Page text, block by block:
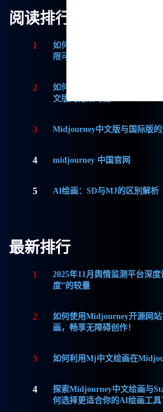
阅读排行
1
如何获取Midjourney破解版
限可能
2
如何轻松实现Midjourney本
文版的无限可能
3 Midjourney中文版与国际版
4 midjourney 中国官网
5 AI绘画：SD与MJ的区别解析
最新排行
1
2025年11月舆情监测平台深
度”的较量
2
如何使用Midjourney开源网
画，畅享无障碍创作！
3 如何利用Mj中文绘画在
4
探索Midjourney中文绘画与
何选择更适合你的AI绘画工具